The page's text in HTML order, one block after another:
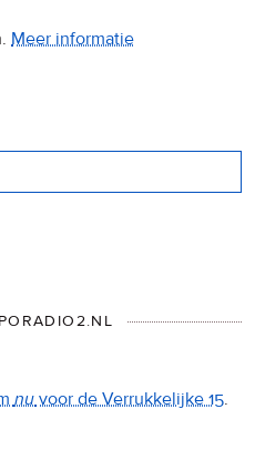
Meer informatie
nuvoor de Verrukkelijke 15.